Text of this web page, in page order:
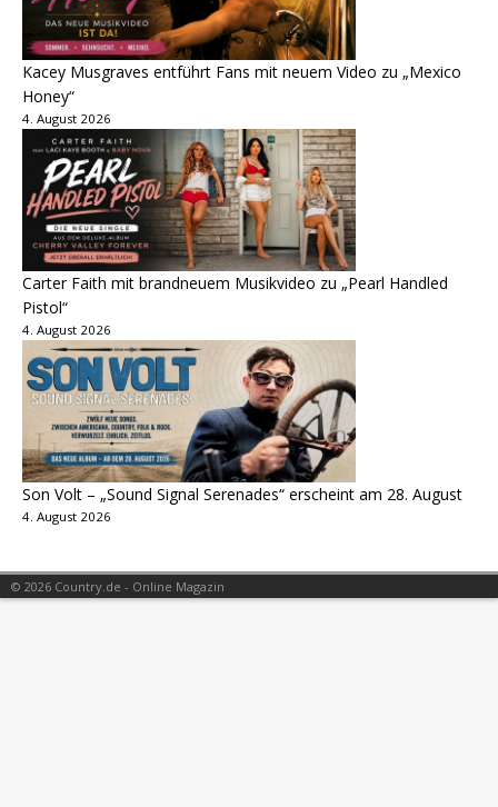
Kacey Musgraves entführt Fans mit neuem Video zu „Mexico
Honey“
4. August 2026
Carter Faith mit brandneuem Musikvideo zu „Pearl Handled
Pistol“
4. August 2026
Son Volt – „Sound Signal Serenades“ erscheint am 28. August
4. August 2026
© 2026 Country.de - Online Magazin